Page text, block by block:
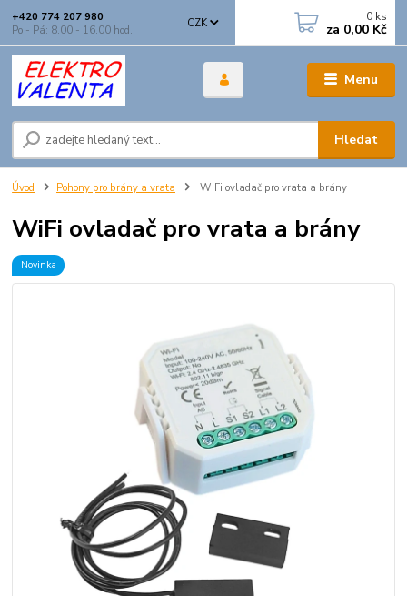
Menu
CZK
Hledat
+420 774 207 980
Po - Pá: 8.00 - 16.00 hod.
0 ks
za 0,00 Kč
Úvod Pohony pro brány a vrata WiFi ovladač pro vrata a brány
WiFi ovladač pro vrata a brány
Novinka